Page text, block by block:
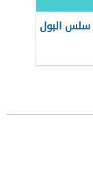
سلس البول